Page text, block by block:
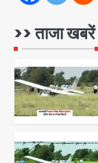
>> ताजा खबरें
1
2